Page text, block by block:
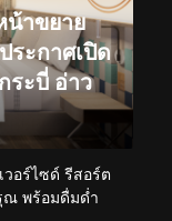
น้าขยาย
ระกาศเปิด
ระบี่ อ่าว
วอร์ไซด์ รีสอร์ต
ณ พร้อมดื่มด่ำ